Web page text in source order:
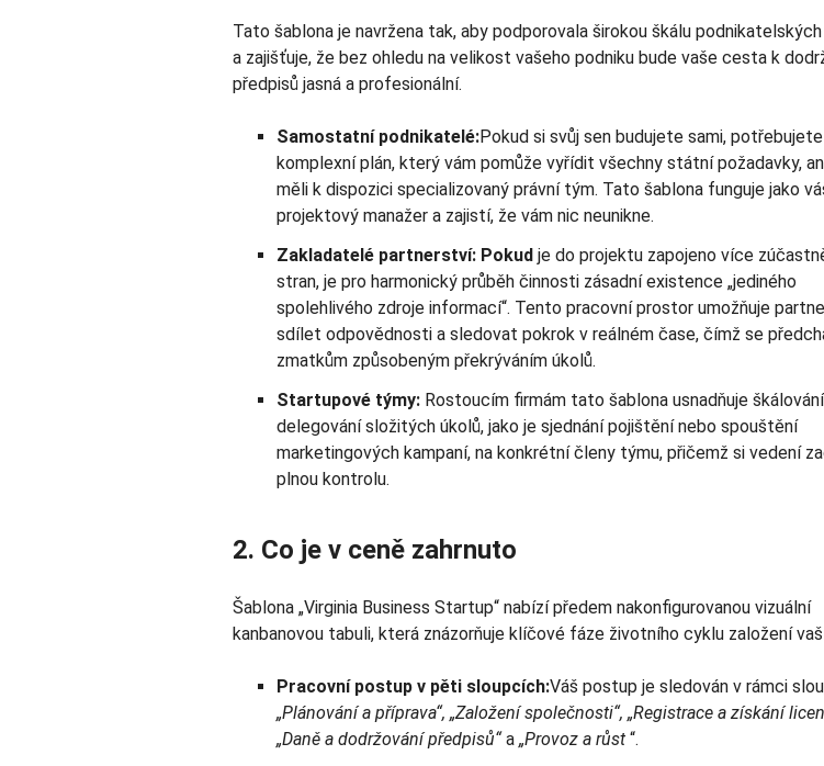
Tato šablona je navržena tak, aby podporovala širokou škálu
a zajišťuje, že bez ohledu na velikost vašeho podniku bude vaše cesta k
předpisů jasná a profesionální.
Samostatní podnikatelé:Pokud si svůj sen budujete sami, potřebujete
komplexní plán, který vám pomůže vyřídit všechny státní požadavky,
měli k dispozici specializovaný právní tým. Tato šablona funguje jako
projektový manažer a zajistí, že vám nic neunikne.
Zakladatelé partnerství: Pokud je do projektu zapojeno více
stran, je pro harmonický průběh činnosti zásadní existence „jediného
spolehlivého zdroje informací“. Tento pracovní prostor umožňuje
sdílet odpovědnosti a sledovat pokrok v reálném čase, čímž se
zmatkům způsobeným překrýváním úkolů.
Startupové týmy: Rostoucím firmám tato šablona usnadňuje
delegování složitých úkolů, jako je sjednání pojištění nebo spouštění
marketingových kampaní, na konkrétní členy týmu, přičemž si vedení
plnou kontrolu.
2. Co je v ceně zahrnuto
Šablona „Virginia Business Startup“ nabízí předem nakonfigurovanou vizuální
kanbanovou tabuli, která znázorňuje klíčové fáze životního cyklu založení
Pracovní postup v pěti sloupcích:Váš postup je sledován v rámci
„Plánování a příprava“, „Založení společnosti“, „Registrace a získání
„Daně a dodržování předpisů“ a „Provoz a růst “.